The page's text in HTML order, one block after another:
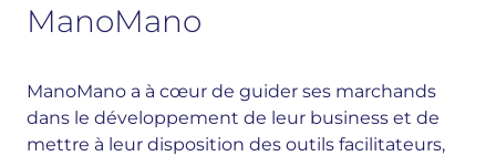
ManoMano
ManoMano a à cœur de guider ses marchands
dans le développement de leur business et de
mettre à leur disposition des outils facilitateurs,